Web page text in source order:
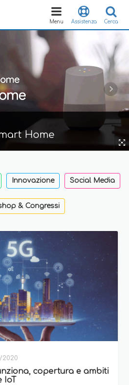
Cerca
Assistenza
Toggle
navigation
Menu
Home
Innovazione Social Media
& Congressi
2020
copertura e ambiti
IoT